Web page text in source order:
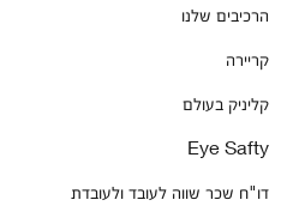
הרכיבים שלנו
קריירה
קליניק בעולם
Eye Safty
דו"ח שכר שווה לעובד ולעובדת